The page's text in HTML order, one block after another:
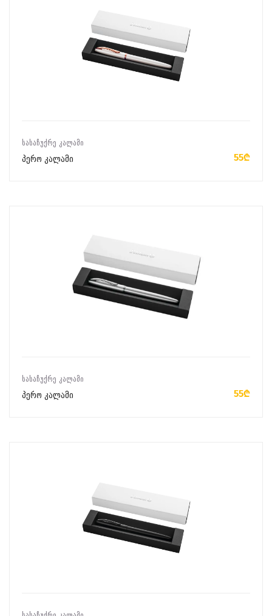
ᲡᲐᲡᲐᲩᲣᲥᲠᲔ ᲙᲐᲚᲐᲛᲘ
პერო კალამი 55₾
ᲡᲐᲡᲐᲩᲣᲥᲠᲔ ᲙᲐᲚᲐᲛᲘ
პერო კალამი 55₾